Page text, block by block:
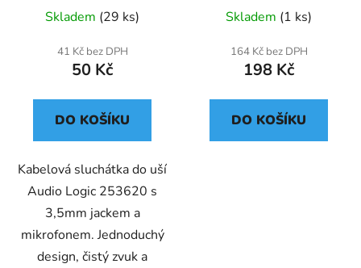
Skladem (29 ks)
41 Kč bez DPH
50 Kč
DO KOŠÍKU
Kabelová sluchátka do uší
Audio Logic 253620 s
3,5mm jackem a
mikrofonem. Jednoduchý
design, čistý zvuk a
Skladem (1 ks)
164 Kč bez DPH
198 Kč
DO KOŠÍKU